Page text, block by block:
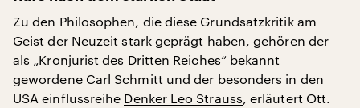
Zu den Philosophen, die diese Grundsatzkritik am
Geist der Neuzeit stark geprägt haben, gehören der
als „Kronjurist des Dritten Reiches“ bekannt
gewordene Carl Schmitt und der besonders in den
USA einflussreihe Denker Leo Strauss, erläutert Ott.